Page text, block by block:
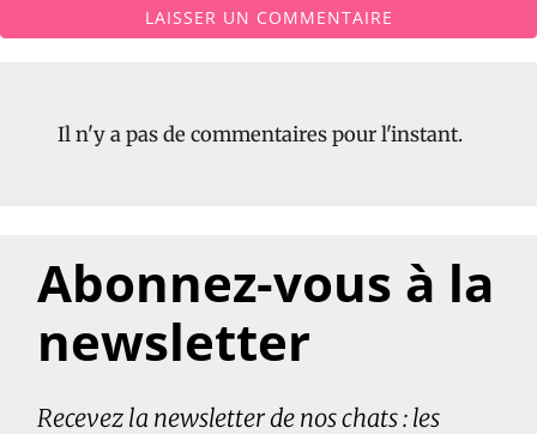
LAISSER UN COMMENTAIRE
Il n'y a pas de commentaires pour l'instant.
Abonnez-vous à la
newsletter
Recevez la newsletter de nos chats : les